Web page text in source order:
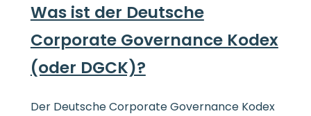
Was ist der Deutsche
Corporate Governance Kodex
(oder DGCK)?
Der Deutsche Corporate Governance Kodex